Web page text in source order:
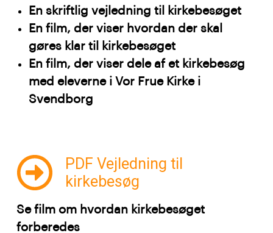
En skriftlig vejledning til kirkebesøget
En film, der viser hvordan der skal
gøres klar til kirkebesøget
En film, der viser dele af et kirkebesøg
med eleverne i Vor Frue Kirke i
Svendborg
PDF Vejledning til
kirkebesøg
Se film om hvordan kirkebesøget
forberedes